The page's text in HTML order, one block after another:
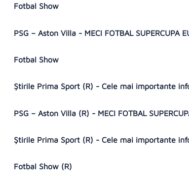
Fotbal Show
PSG – Aston Villa - MECI FOTBAL SUPERCUPA
Fotbal Show
Ştirile Prima Sport (R) - Cele mai importante
PSG – Aston Villa (R) - MECI FOTBAL
Ştirile Prima Sport (R) - Cele mai importante
Fotbal Show (R)